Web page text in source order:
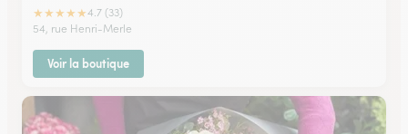
★★★★★4.7 (33)
54, rue Henri-Merle
Voir la boutique